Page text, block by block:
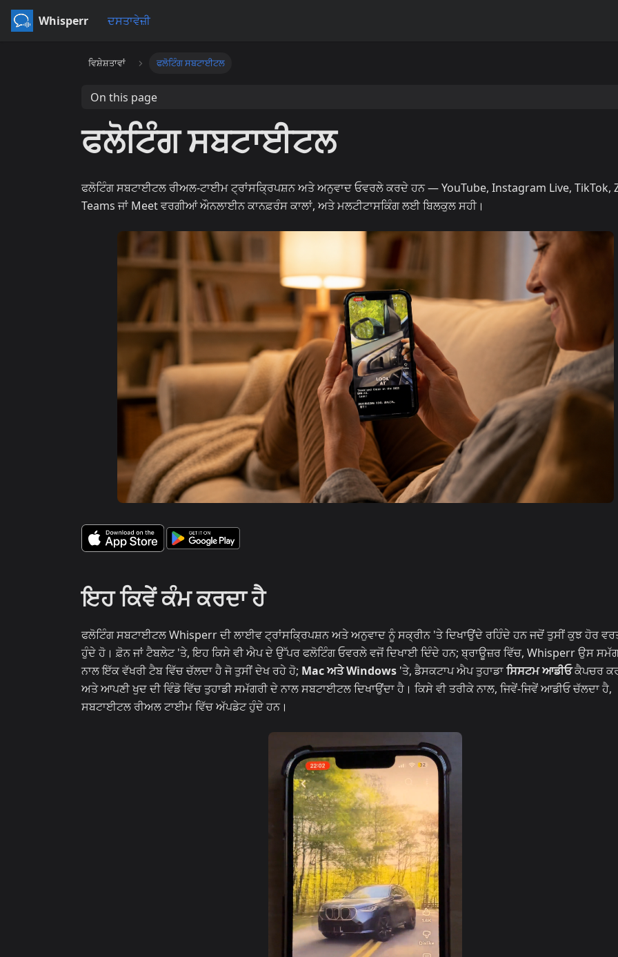
Whisperr ਦਸਤਾਵੇਜ਼ੀ
ਵਿਸ਼ੇਸ਼ਤਾਵਾਂ ਫਲੋਟਿੰਗ ਸਬਟਾਈਟਲ
On this page
ਫਲੋਟਿੰਗ ਸਬਟਾਈਟਲ
ਫਲੋਟਿੰਗ ਸਬਟਾਈਟਲ ਰੀਅਲ-ਟਾਈਮ ਟ੍ਰਾਂਸਕ੍ਰਿਪਸ਼ਨ ਅਤੇ ਅਨੁਵਾਦ ਓਵਰਲੇ ਕਰਦੇ ਹਨ — YouTube, Instagram Live, TikTok,
Teams ਜਾਂ Meet ਵਰਗੀਆਂ ਔਨਲਾਈਨ ਕਾਨਫ਼ਰੰਸ ਕਾਲਾਂ, ਅਤੇ ਮਲਟੀਟਾਸਕਿੰਗ ਲਈ ਬਿਲਕੁਲ ਸਹੀ।
ਇਹ ਕਿਵੇਂ ਕੰਮ ਕਰਦਾ ਹੈ
ਫਲੋਟਿੰਗ ਸਬਟਾਈਟਲ Whisperr ਦੀ ਲਾਈਵ ਟ੍ਰਾਂਸਕ੍ਰਿਪਸ਼ਨ ਅਤੇ ਅਨੁਵਾਦ ਨੂੰ ਸਕ੍ਰੀਨ 'ਤੇ ਦਿਖਾਉਂਦੇ ਰਹਿੰਦੇ ਹਨ ਜਦੋਂ ਤੁਸੀਂ ਕੁਝ ਹੋਰ
ਹੁੰਦੇ ਹੋ। ਫ਼ੋਨ ਜਾਂ ਟੈਬਲੇਟ 'ਤੇ, ਇਹ ਕਿਸੇ ਵੀ ਐਪ ਦੇ ਉੱਪਰ ਫਲੋਟਿੰਗ ਓਵਰਲੇ ਵਜੋਂ ਦਿਖਾਈ ਦਿੰਦੇ ਹਨ; ਬ੍ਰਾਊਜ਼ਰ ਵਿੱਚ, Whisperr ਉਸ
ਨਾਲ ਇੱਕ ਵੱਖਰੀ ਟੈਬ ਵਿੱਚ ਚੱਲਦਾ ਹੈ ਜੋ ਤੁਸੀਂ ਦੇਖ ਰਹੇ ਹੋ; Mac ਅਤੇ Windows 'ਤੇ, ਡੈਸਕਟਾਪ ਐਪ ਤੁਹਾਡਾਸਿਸਟਮ ਆਡੀਓਕੈਪਚਰ
ਅਤੇ ਆਪਣੀ ਖੁਦ ਦੀ ਵਿੰਡੋ ਵਿੱਚ ਤੁਹਾਡੀ ਸਮੱਗਰੀ ਦੇ ਨਾਲ ਸਬਟਾਈਟਲ ਦਿਖਾਉਂਦਾ ਹੈ। ਕਿਸੇ ਵੀ ਤਰੀਕੇ ਨਾਲ, ਜਿਵੇਂ-ਜਿਵੇਂ ਆਡੀਓ ਚੱਲਦਾ ਹੈ,
ਸਬਟਾਈਟਲ ਰੀਅਲ ਟਾਈਮ ਵਿੱਚ ਅੱਪਡੇਟ ਹੁੰਦੇ ਹਨ।